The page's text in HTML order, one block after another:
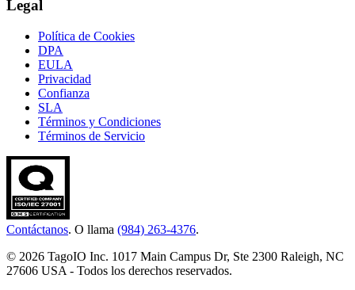
Legal
Política de Cookies
DPA
EULA
Privacidad
Confianza
SLA
Términos y Condiciones
Términos de Servicio
Contáctanos. O llama (984) 263-4376.
© 2026 TagoIO Inc. 1017 Main Campus Dr, Ste 2300 Raleigh, NC
27606 USA - Todos los derechos reservados.